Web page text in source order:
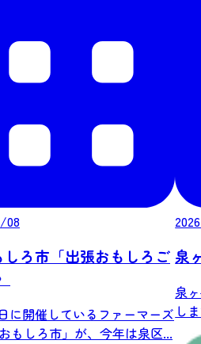
08
ろ市「出張おもしろご
に開催しているファーマーズ
もしろ市」が、今年は泉区...
泉
泉
し